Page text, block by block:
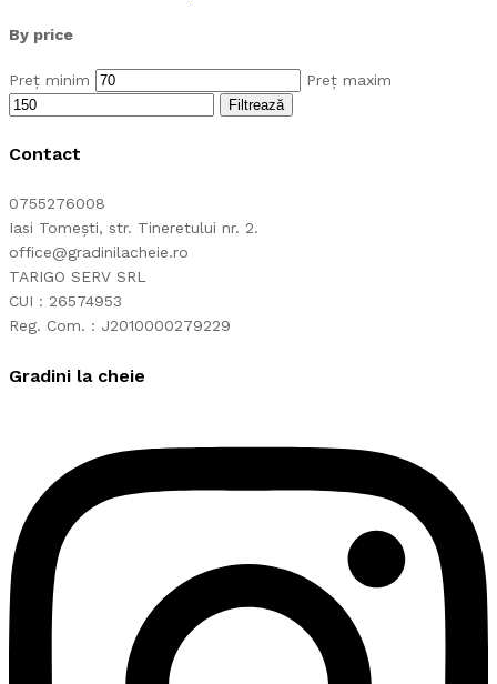
By price
Preț minim Preț maxim
Filtrează
Contact
0755276008
Iasi Tomești, str. Tineretului nr. 2.
office@gradinilacheie.ro
TARIGO SERV SRL
CUI : 26574953
Reg. Com. : J2010000279229
Gradini la cheie